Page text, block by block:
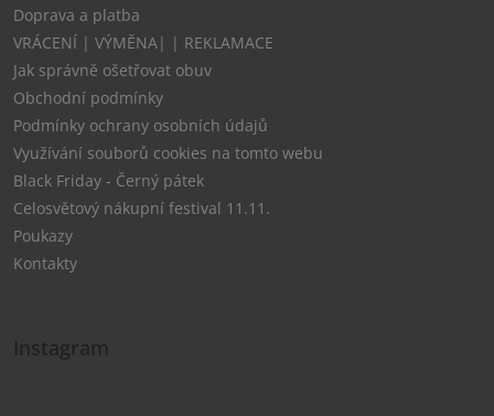
Doprava a platba
VRÁCENÍ | VÝMĚNA| | REKLAMACE
Jak správně ošetřovat obuv
Obchodní podmínky
Podmínky ochrany osobních údajů
Využívání souborů cookies na tomto webu
Black Friday - Černý pátek
Celosvětový nákupní festival 11.11.
Poukazy
Kontakty
Instagram